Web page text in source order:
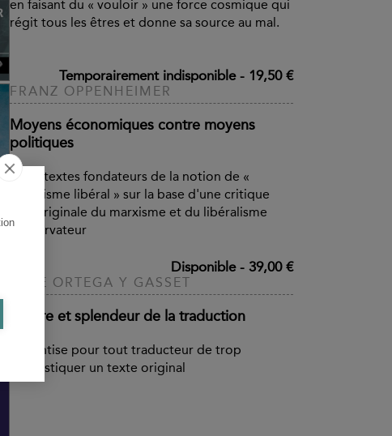
en faisant du « vouloir » une force cosmique qui
régit tous les êtres et donne sa source au mal.
Temporairement indisponible- 19,50 €
FRANZ OPPENHEIMER
Moyens économiques contre moyens
politiques
Deux textes fondateurs de la notion de «
socialisme libéral » sur la base d'une critique
très originale du marxisme et du libéralisme
conservateur
Disponible- 39,00 €
JOSÉ ORTEGA Y GASSET
Misère et splendeur de la traduction
La hantise pour tout traducteur de trop
domestiquer un texte original